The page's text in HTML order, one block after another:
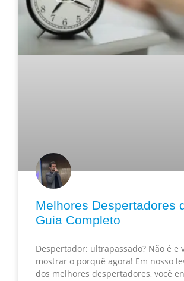
Melhores Despertadores
Guia Completo
Despertador: ultrapassado? Não é e
mostrar o porquê agora! Em nosso
dos melhores despertadores, você